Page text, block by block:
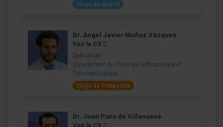
Siège de Madrid
Dr. Ángel Javier Muñoz Vázquez
Voir le CV
Spécialiste
Département de Chirurgie Orthopédique et
Traumatologique
Siège de Pampelune
Dr. Juan Pons de Villanueva
Voir le CV